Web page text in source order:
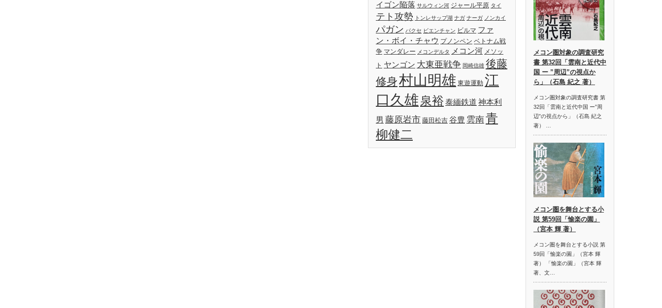
イゴン陥落 サルウィン河 ジャール平原 タイ
テト攻勢 トンレサップ湖 ナガ ナーガ ノンカイ
パガン パクセ ビエンチャン ビルマ ファ
ン・ボイ・チャウ プノンペン ベトナム戦
争 マンダレー メコンデルタ メコン河 メソッ
ト ヤンゴン 大東亜戦争 岡崎信雄 後藤
修身村山明雄 東遊運動 江
口久雄泉裕 泰緬鉄道 神本利
男 藤原岩市 藤田松吉 谷豊 雲南青
柳健二
メコン圏対象の調査研究
書 第32回「雲南と近代中
国 ー ”周辺”の視点か
ら」（石島 紀之 著）
メコン圏対象の調査研究書 第
32回「雲南と近代中国 ー”周
辺”の視点から」（石島 紀之
著） …
メコン圏を舞台とする小
説 第59回「愉楽の園」
（宮本 輝 著）
メコン圏を舞台とする小説 第
59回「愉楽の園」（宮本 輝
著） 「愉楽の園」（宮本 輝
著、文…